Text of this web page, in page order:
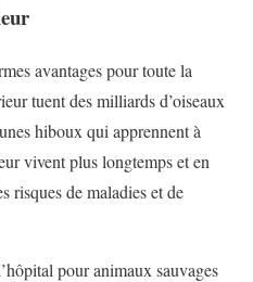
avantages pour toute la
tuent des milliards d’oiseaux
hiboux qui apprennent à
vivent plus longtemps et en
risques de maladies et de
pour animaux sauvages